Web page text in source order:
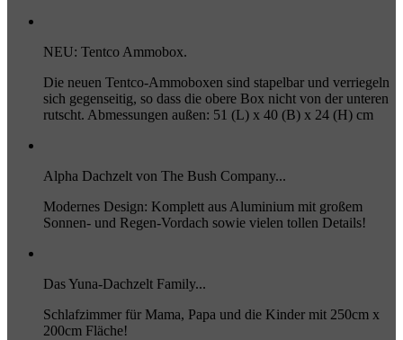
NEU: Tentco Ammobox.
Die neuen Tentco-Ammoboxen sind stapelbar und verriegeln
sich gegenseitig, so dass die obere Box nicht von der unteren
rutscht. Abmessungen außen: 51 (L) x 40 (B) x 24 (H) cm
Alpha Dachzelt von The Bush Company...
Modernes Design: Komplett aus Aluminium mit großem
Sonnen- und Regen-Vordach sowie vielen tollen Details!
Das Yuna-Dachzelt Family...
Schlafzimmer für Mama, Papa und die Kinder mit 250cm x
200cm Fläche!